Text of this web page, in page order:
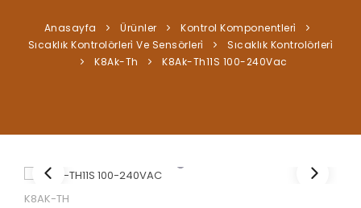
BLOG
Anasayfa Ürünler
Kontrol Komponentleri̇
Sıcaklık Kontrolörleri̇ Ve Sensörleri̇
Sıcaklık Kontrolörleri̇
K8Ak-Th
K8Ak-Th11S 100-240Vac
K8AK-TH